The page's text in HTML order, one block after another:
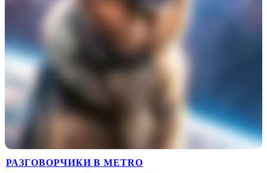
РАЗГОВОРЧИКИ В METRO